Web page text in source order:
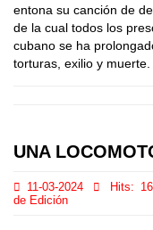
entona su canción de
de la cual todos los
cubano se ha
torturas, exilio y muerte.
UNA
11-03-2024 Hits:
de Edición